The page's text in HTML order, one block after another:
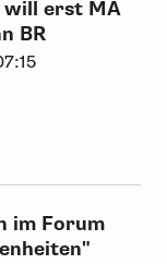
will erst MA
BR
im Forum